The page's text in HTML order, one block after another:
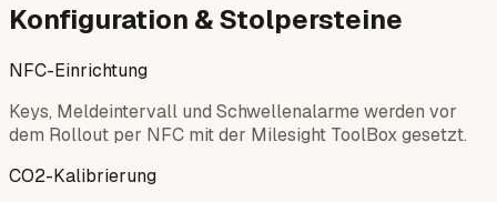
Konfiguration & Stolpersteine
NFC-Einrichtung
Keys, Meldeintervall und Schwellenalarme werden vor
dem Rollout per NFC mit der Milesight ToolBox gesetzt.
CO2-Kalibrierung